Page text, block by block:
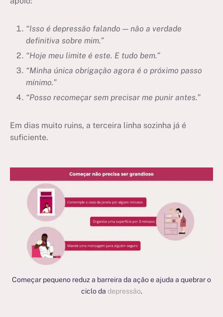
“Isso é depressão falando — não a verdade
definitiva sobre mim.”
“Hoje meu limite é este. E tudo bem.”
“Minha única obrigação agora é o próximo passo
mínimo.”
“Posso recomeçar sem precisar me punir antes.”
Em dias muito ruins, a terceira linha sozinha já é
suficiente.
Começar pequeno reduz a barreira da ação e ajuda a quebrar o
ciclo da depressão.